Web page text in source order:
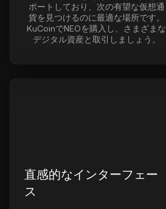
ポートしており、次の有望な仮想通
貨を見つけるのに最適な場所です。
KuCoinでNEOを購入し、さまざまな
デジタル資産と取引しましょう。
直感的なインターフェー
ス